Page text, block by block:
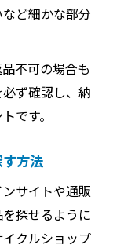
ど細かな部分
不可の場合も
ず確認し、納
です。
方法
サイトや通販
探せるように
クルショップ